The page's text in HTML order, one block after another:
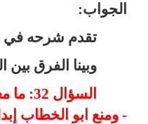
الجواب:
تقدم شرحه في
وبينا الفرق
السؤال 32: ما معنى ص٢٤٤
- ومنع ابو الخطاب